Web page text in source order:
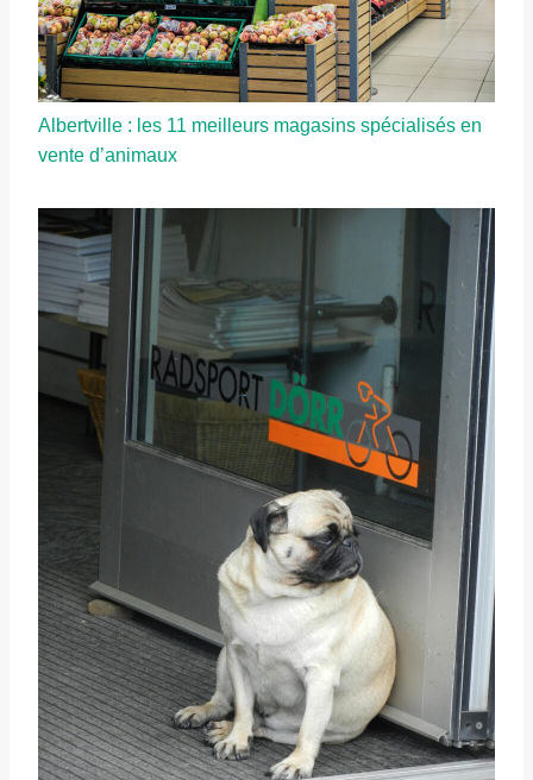
Albertville : les 11 meilleurs magasins spécialisés en
vente d’animaux